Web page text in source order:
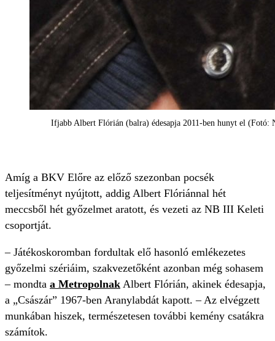
Ifjabb Albert Flórián (balra) édesapja 2011-ben hunyt el (Fotó:
Amíg a BKV Előre az előző szezonban pocsék
teljesítményt nyújtott, addig Albert Flóriánnal hét
meccsből hét győzelmet aratott, és vezeti az NB III Keleti
csoportját.
– Játékoskoromban fordultak elő hasonló emlékezetes
győzelmi szériáim, szakvezetőként azonban még sohasem
– mondta a Metropolnak Albert Flórián, akinek édesapja,
a „Császár” 1967-ben Aranylabdát kapott. – Az elvégzett
munkában hiszek, természetesen további kemény csatákra
számítok.